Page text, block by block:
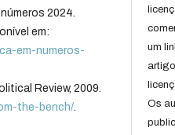
2024.
em:
em-numeros-
Review, 2009.
the-bench/.
um
Os